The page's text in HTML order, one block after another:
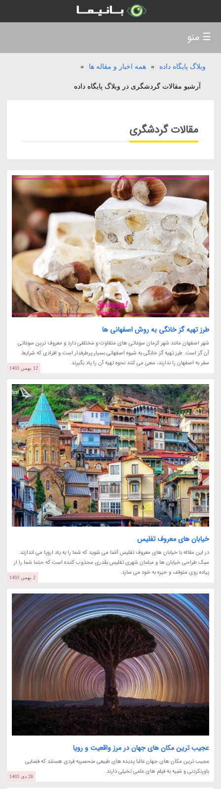
وبلاگ پایگاه داده » همه اخبار و مقاله ها »
آرشیو مقالات گردشگری در وبلاگ پایگاه داده
مقالات گردشگری
طرز تهیه گز خانگی به روش اصفهانی ها
شهر اصفهان مانند شهر کرمان سوغاتی های متفاوت و مختلفی دارد و معروف ترین سوغاتی
آن گز است. طرز تهیه گز خانگی به شیوه اصفهانی بسیار پرطرفدار است و افرادی که شرایط
سفر به اصفهان را ندارند، سعی می کنند نحوه تهیه آن را یاد بگیرند.
12 بهمن 1403
خیابان های معروف تفلیس
در این مقاله با خیابان های معروف تفلیس آشنا می شوید که شما را به یاد اروپا می اندازند.
سبک طراحی خیابان ها و مبلمان شهری تفلیس بقدری مجذوب کننده است که حتما شما را از
پیاده روی متوقف و خیره به خود می سازد.
2 بهمن 1403
عجیب ترین مکان های جهان در مرز واقعیت و رویا
عجیب ترین مکان های جهان غالبا پدیده های طبیعی منحصربه فردی هستند که فضایی
باورنکردنی و شبیه به فیلم های علمی تخیلی دارند.
28 دی 1403
☰ منو